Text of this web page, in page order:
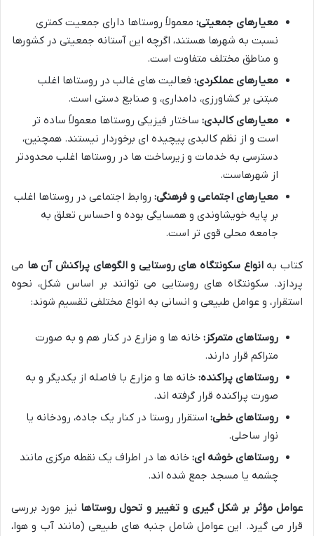
معیارهای جمعیتی: معمولاً روستاها دارای جمعیت کمتری
نسبت به شهرها هستند، اگرچه این آستانه جمعیتی در کشورها
و مناطق مختلف متفاوت است.
معیارهای عملکردی: فعالیت های غالب در روستاها اغلب
مبتنی بر کشاورزی، دامداری، و صنایع دستی است.
معیارهای کالبدی: ساختار فیزیکی روستاها معمولاً ساده تر
است و از نظم کالبدی پیچیده ای برخوردار نیستند. همچنین،
دسترسی به خدمات و زیرساخت ها در روستاها اغلب محدودتر
از شهرهاست.
معیارهای اجتماعی و فرهنگی: روابط اجتماعی در روستاها اغلب
بر پایه خویشاوندی و همسایگی بوده و احساس تعلق به
جامعه محلی قوی تر است.
کتاب بهانواع سکونتگاه های روستایی و الگوهای پراکنش آن ها می
پردازد. سکونتگاه های روستایی می توانند بر اساس شکل، نحوه
استقرار، و عوامل طبیعی و انسانی به انواع مختلفی تقسیم شوند:
روستاهای متمرکز: خانه ها و مزارع در کنار هم و به صورت
متراکم قرار دارند.
روستاهای پراکنده: خانه ها و مزارع با فاصله از یکدیگر و به
صورت پراکنده قرار گرفته اند.
روستاهای خطی: استقرار روستا در کنار یک جاده، رودخانه یا
نوار ساحلی.
روستاهای خوشه ای: خانه ها در اطراف یک نقطه مرکزی مانند
چشمه یا مسجد جمع شده اند.
عوامل مؤثر بر شکل گیری و تغییر و تحول روستاها نیز مورد بررسی
قرار می گیرد. این عوامل شامل جنبه های طبیعی (مانند آب و هوا،